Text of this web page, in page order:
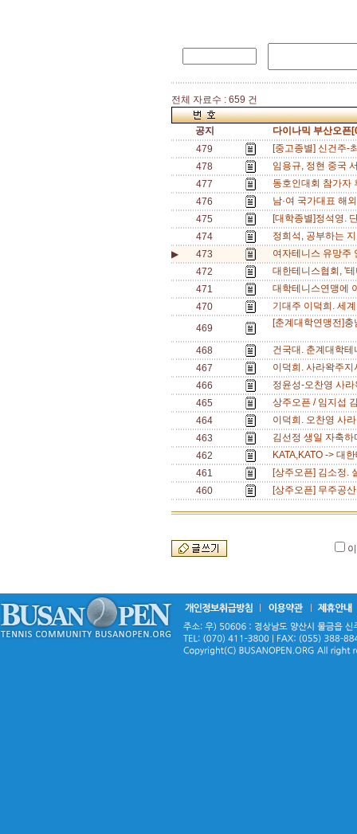
전체 자료수 : 659 건
공지
다이나믹 부산오픈
479
[중고종별] 신건주-
478
임용규, 정현 중국
477
동호인대회 참가자
476
남·여 국가대표 해
475
[대학종별]정석영.
474
정희석, 공부하는
▶
473
여자테니스 유망주
472
대한테니스협회, '
471
대학테니스연맹에
470
기대주 이덕희. 세
469
[춘계대학연맹전]
468
건국대. 춘계대학
467
이덕희. 사라왁주
466
정윤성-오찬영 사
465
상주오픈 / 임지섭
464
이덕희. 오찬영 사
463
김선정 생일 자축
462
KATA,KATO -> 대
461
[상주오픈] 김소정.
460
[상주오픈] 무주공